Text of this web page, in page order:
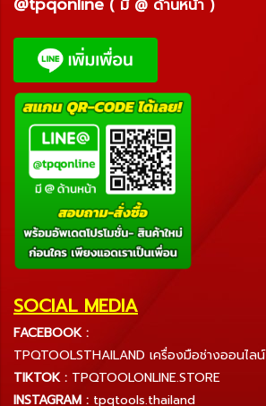
( มี @ ด้านหน้า )
SOCIAL MEDIA
FACEBOOK :
TPQTOOLSTHAILAND เครื่องมือช่างออนไลน์
TIKTOK : TPQTOOLONLINE.STORE
INSTAGRAM : tpqtools.thailand